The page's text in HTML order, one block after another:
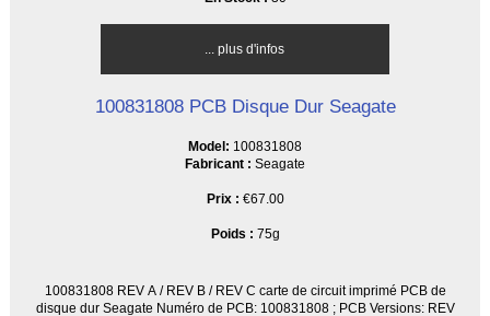
... plus d'infos
100831808 PCB Disque Dur Seagate
Model: 100831808
Fabricant : Seagate
Prix : €67.00
Poids : 75g
100831808 REV A / REV B / REV C carte de circuit imprimé PCB de
disque dur Seagate Numéro de PCB: 100831808 ; PCB Versions: REV